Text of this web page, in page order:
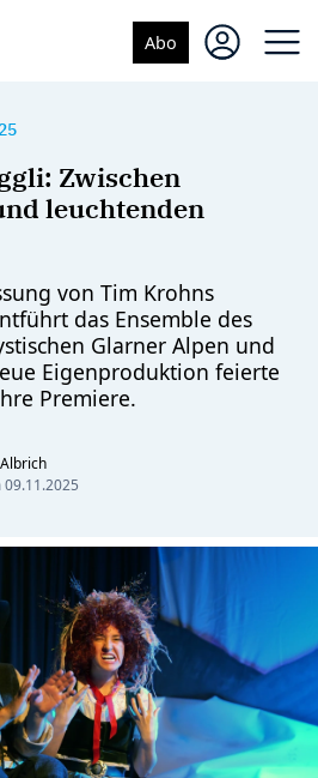
Abo
Zwischen
leuchtenden
von Tim Krohns
das Ensemble des
Glarner Alpen und
Eigenproduktion feierte
Premiere.
09.11.2025